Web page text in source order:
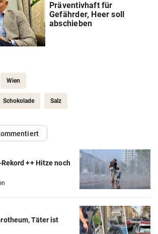
Präventivhaft für
Gefährder, Heer soll
abschieben
Wien
Schokolade Salz
++ Hitze noch
Täter ist